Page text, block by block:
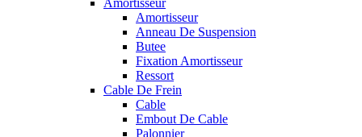
Amortisseur
Amortisseur
Anneau De Suspension
Butee
Fixation Amortisseur
Ressort
Cable De Frein
Cable
Embout De Cable
Palonnier